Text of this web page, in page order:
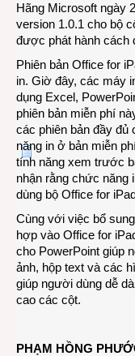
Hãng Microsoft ngày
version 1.0.1 cho bộ
được phát hành cách
Phiên bản Office for
in. Giờ đây, các máy
dụng Excel,
phiên bản miễn phí
các phiên bản đầy đủ
năng in ở bản miễn
tính năng xem trước
nhận rằng chức năng
dùng bộ Office for
Cùng với việc bổ
hợp vào Office for
cho PowerPoint giúp
ảnh, hộp text và các
giúp người dùng dễ
cao các cột.
PHẠM HỒNG